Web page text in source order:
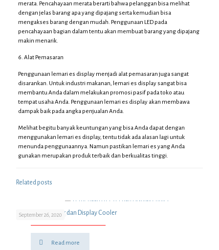
merata. Pencahayaan merata berarti bahwa pelanggan bisa melihat
dengan jelas barang apa yang dipajang serta kemudian bisa
mengakses barang dengan mudah. Penggunaan LED pada
pencahayaan bagian dalam tentu akan membuat barang yang dipajang
makin menarik.
6. Alat Pemasaran
Penggunaan lemari es display menjadi alat pemasaran juga sangat
disarankan. Untuk industri makanan, lemari es display sangat bisa
membantu Anda dalam melakukan promosi pasif pada toko atau
tempat usaha Anda. Penggunaan lemari es display akan membawa
dampak baik pada angka penjualan Anda.
Melihat begitu banyak keuntungan yang bisa Anda dapat dengan
menggunakan lemari es display, tentu tidak ada alasan lagi untuk
menunda penggunaannya. Namun pastikan lemari es yang Anda
gunakan merupakan produk terbaik dan berkualitas tinggi.
Related posts
September 26, 2020
Perbedaan Freezer dan Display Cooler
Read more